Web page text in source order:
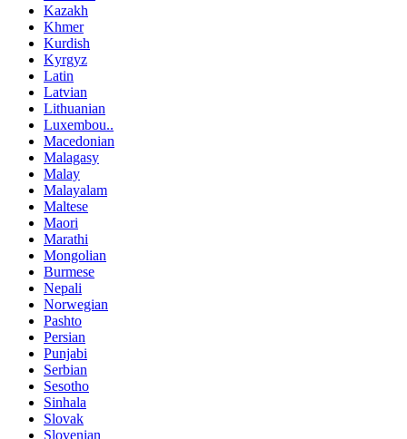
Kazakh
Khmer
Kurdish
Kyrgyz
Latin
Latvian
Lithuanian
Luxembou..
Macedonian
Malagasy
Malay
Malayalam
Maltese
Maori
Marathi
Mongolian
Burmese
Nepali
Norwegian
Pashto
Persian
Punjabi
Serbian
Sesotho
Sinhala
Slovak
Slovenian